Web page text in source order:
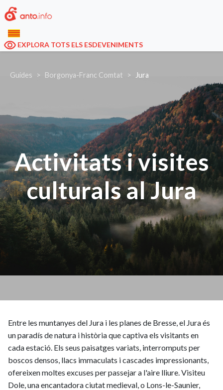
EXPLORA TOTS ELS ESDEVENIMENTS
Guides Borgonya-Franc Comtat Jura
Activitats i visites
culturals al Jura
Entre les muntanyes del Jura i les planes de Bresse, el Jura és
un paradís de natura i història que captiva els visitants en
cada estació. Els seus paisatges variats, interromputs per
boscos densos, llacs immaculats i cascades impressionants,
ofereixen moltes excuses per passejar a l'aire lliure. Visiteu
Dole, una encantadora ciutat medieval, o Lons-le-Saunier,